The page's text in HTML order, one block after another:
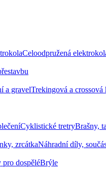
Celoodpružená
a gravelTrekingová a crossová
Cyklistické tretryBrašny,
zrcátkaNáhradní díly,
pro dospěléBrýle